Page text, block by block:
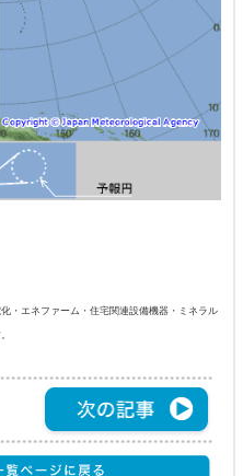
・エネファーム・住宅関連設備機器・ミネラル